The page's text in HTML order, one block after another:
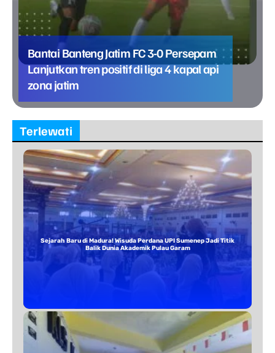
Bantai Banteng Jatim FC 3-0 Persepam
Lanjutkan tren positif di liga 4 kapal api
zona jatim
Terlewati
Sejarah Baru di Madura! Wisuda Perdana UPI Sumenep Jadi Titik
Balik Dunia Akademik Pulau Garam